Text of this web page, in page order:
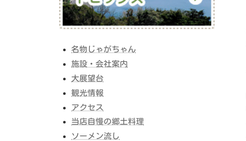
名物じゃがちゃん
施設・会社案内
大展望台
観光情報
アクセス
当店自慢の郷土料理
ソーメン流し